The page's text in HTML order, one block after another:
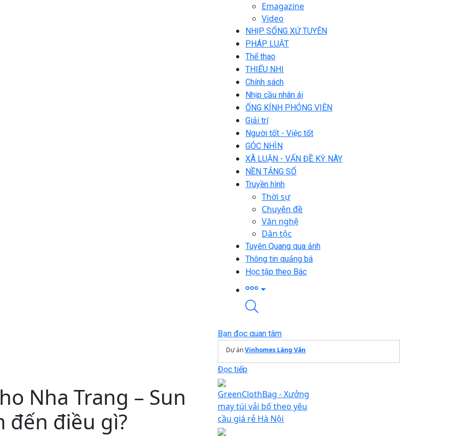
Emagazine
Video
NHỊP SỐNG XỨ TUYÊN
PHÁP LUẬT
Thể thao
THIẾU NHI
Chính sách
Nhịp cầu nhân ái
ỐNG KÍNH PHÓNG VIÊN
Giải trí
Người tốt - Việc tốt
GÓC NHÌN
XÃ LUẬN - VẤN ĐỀ KỲ NÀY
NỀN TẢNG SỐ
Truyền hình
Thời sự
Chuyên đề
Văn nghệ
Dân tộc
Tuyên Quang qua ảnh
Thông tin quảng bá
Học tập theo Bác
Nha Trang – Sun
đến điều gì?
Bạn đọc quan tâm
Dự ánVinhomes Làng Vân
Đọc tiếp
GreenClothBag - Xưởng
may túi vải bố theo yêu
cầu giá rẻ Hà Nội